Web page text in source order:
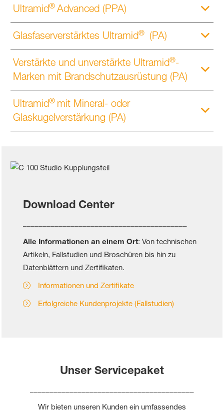
Ultramid® Advanced (PPA)
Glasfaserverstärktes Ultramid® (PA)
Verstärkte und unverstärkte Ultramid®-
Marken mit Brandschutzausrüstung (PA)
Ultramid® mit Mineral- oder
Glaskugelverstärkung (PA)
Download Center
Alle Informationen an einem Ort: Von technischen
Artikeln, Fallstudien und Broschüren bis hin zu
Datenblättern und Zertifikaten.
Informationen und Zertifikate
Erfolgreiche Kundenprojekte (Fallstudien)
Unser Servicepaket
Wir bieten unseren Kunden ein umfassendes